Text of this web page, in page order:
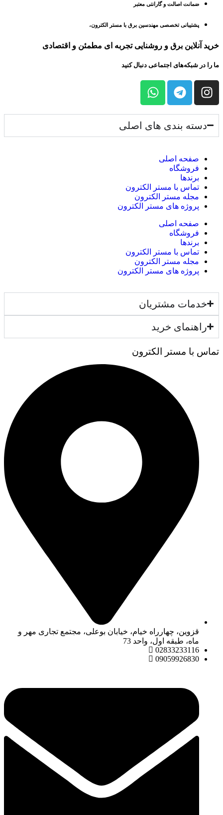
ضمانت اصالت و گارانتی معتبر
پشتیبانی تخصصی مهندسین برق با مستر الکترون،
خرید آنلاین برق و روشنایی تجربه ای مطمئن و اقتصادی
ما را در شبکه‌های اجتماعی دنبال کنید​
دسته بندی های اصلی
صفحه اصلی
فروشگاه
برندها
تماس با مستر الکترون
مجله مستر الکترون
پروژه های مستر الکترون
صفحه اصلی
فروشگاه
برندها
تماس با مستر الکترون
مجله مستر الکترون
پروژه های مستر الکترون
خدمات مشتریان
راهنمای خرید
تماس با مستر الکترون
قزوین، چهارراه خیام، خیابان بوعلی، مجتمع تجاری مهر و
ماه، طبقه اول، واحد 73
02833233116
09059926830